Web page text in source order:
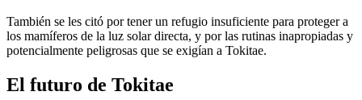
También se les citó por tener un refugio insuficiente para proteger a
los mamíferos de la luz solar directa, y por las rutinas inapropiadas y
potencialmente peligrosas que se exigían a Tokitae.
El futuro de Tokitae